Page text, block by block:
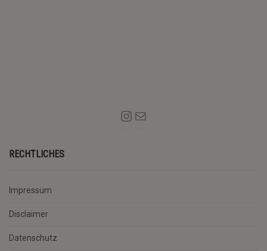
RECHTLICHES
Impressum
Disclaimer
Datenschutz